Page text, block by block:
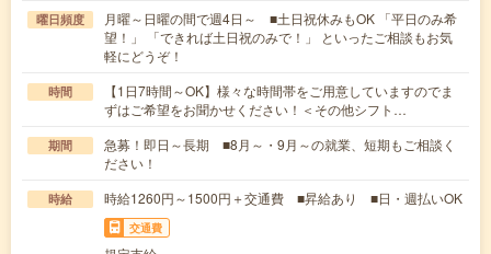
曜日頻度
月曜～日曜の間で週4日～ ■土日祝休みもOK 「平日のみ希
望！」 「できれば土日祝のみで！」 といったご相談もお気
軽にどうぞ！
時間
【1日7時間～OK】様々な時間帯をご用意していますのでま
ずはご希望をお聞かせください！＜その他シフト…
期間
急募！即日～長期 ■8月～・9月～の就業、短期もご相談く
ださい！
時給 時給1260円～1500円＋交通費 ■昇給あり ■日・週払いOK
交通費